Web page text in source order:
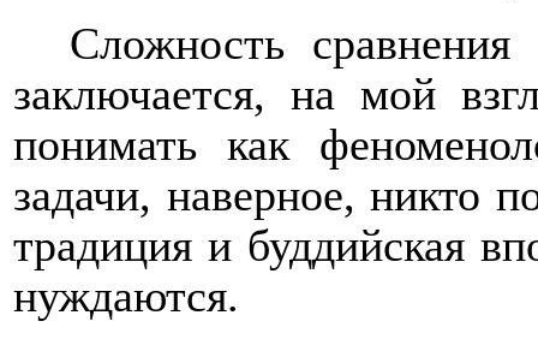
Сложность сравнения
заключается, на мой
понимать как
задачи, наверное, никто
традиция и буддийская
нуждаются.